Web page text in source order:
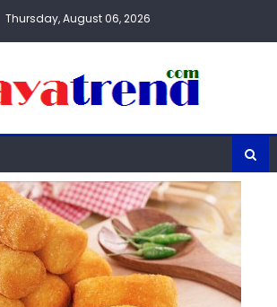
Thursday, August 06, 2026